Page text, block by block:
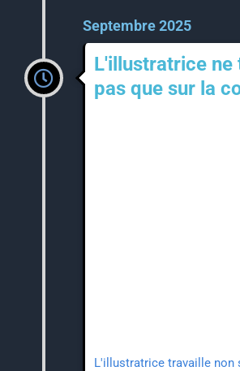
Septembre 2025
L'illustratrice ne
pas que sur la
L'illustratrice travaille non